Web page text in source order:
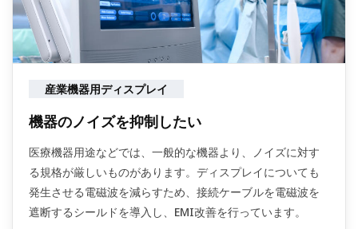
産業機器用ディスプレイ
機器のノイズを抑制したい
医療機器用途などでは、一般的な機器より、ノイズに対す
る規格が厳しいものがあります。ディスプレイについても
発生させる電磁波を減らすため、接続ケーブルを電磁波を
遮断するシールドを導入し、EMI改善を行っています。